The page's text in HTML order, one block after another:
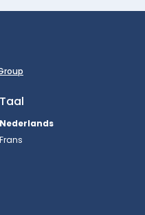
Taal
Nederlands
Frans